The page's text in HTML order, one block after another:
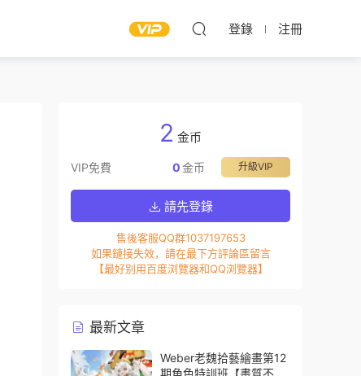
登錄 注冊
2 金币
VIP免費 升級VIP
0金币
請先登錄
售後客服QQ群1037197653
如果鏈接失效，請在最下方評論區留言
【最好别用百度浏覽器和QQ浏覽器】
最新文章
Weber老魏拾藝繪畫第12
期角色特訓班【畫質不錯